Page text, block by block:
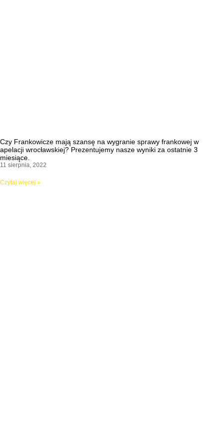
Czy Frankowicze mają szansę na wygranie sprawy frankowej w
apelacji wrocławskiej? Prezentujemy nasze wyniki za ostatnie 3
miesiące.
11 sierpnia, 2022
Czytaj więcej »